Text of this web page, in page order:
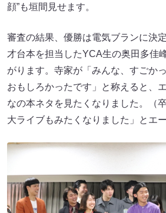
顔”も垣間見せます。
審査の結果、優勝は電気ブランに決
才台本を担当したYCA生の奥田多佳
がります。寺家が「みんな、すごか
おもしろかったです」と称えると、
なの本ネタを見たくなりました。（
大ライブもみたくなりました」とエ